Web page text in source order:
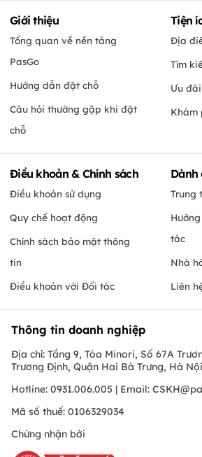
Giới thiệu
Tổng quan về nền tảng
PasGo
Hướng dẫn đặt chỗ
Câu hỏi thường gặp khi đặt
chỗ
Tiện
Địa
Tìm
Ưu
Khám
Điều khoản & Chính sách
Điều khoản sử dụng
Quy chế hoạt động
Chính sách bảo mật thông
tin
Điều khoản với Đối tác
Dành
Trung
tác
Nhà
Liên
Thông tin doanh nghiệp
Địa chỉ: Tầng 9, Tòa Minori, Số 67A
Trương Định, Quận Hai Bà Trưng, Hà Nội
Hotline: 0931.006.005 | Email:
Mã số thuế: 0106329034
Chứng nhận bởi